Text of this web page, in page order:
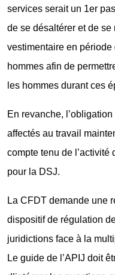
services serait un 1er
de se désaltérer et de se
vestimentaire en
hommes afin de
les hommes durant ces
En revanche,
affectés au travail
compte tenu de l’activité
pour la DSJ.
La CFDT demande une
dispositif de régulation
juridictions face à la
Le guide de l’APIJ doit